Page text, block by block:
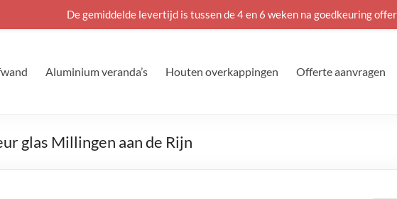
Aluminium veranda’s Houten overkappingen Offerte aanvragen
glas Millingen aan de Rijn
De gemiddelde levertijd is tussen de 4 en 6 weken na goedkeuring